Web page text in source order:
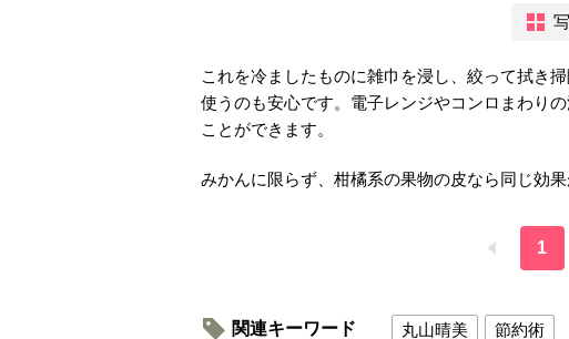
これを冷ましたものに雑巾を浸し、絞って拭き
使うのも安心です。電子レンジやコンロまわり
ことができます。
みかんに限らず、柑橘系の果物の皮なら同じ効果
1
関連キーワード 丸山晴美 節約術